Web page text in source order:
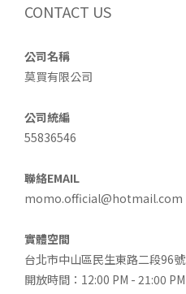
CONTACT US
公司名稱
莫買有限公司
公司統編
55836546
聯絡EMAIL
momo.official@hotmail.com
實體空間
台北市中山區民生東路二段96號
開放時間：12:00 PM - 21:00 PM